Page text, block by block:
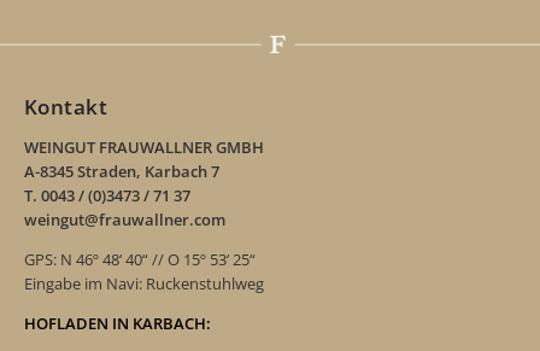
Kontakt
WEINGUT FRAUWALLNER GMBH
A-8345 Straden, Karbach 7
T. 0043 / (0)3473 / 71 37
weingut@frauwallner.com
GPS: N 46º 48‘ 40“ // O 15º 53‘ 25“
Eingabe im Navi: Ruckenstuhlweg
HOFLADEN IN KARBACH: